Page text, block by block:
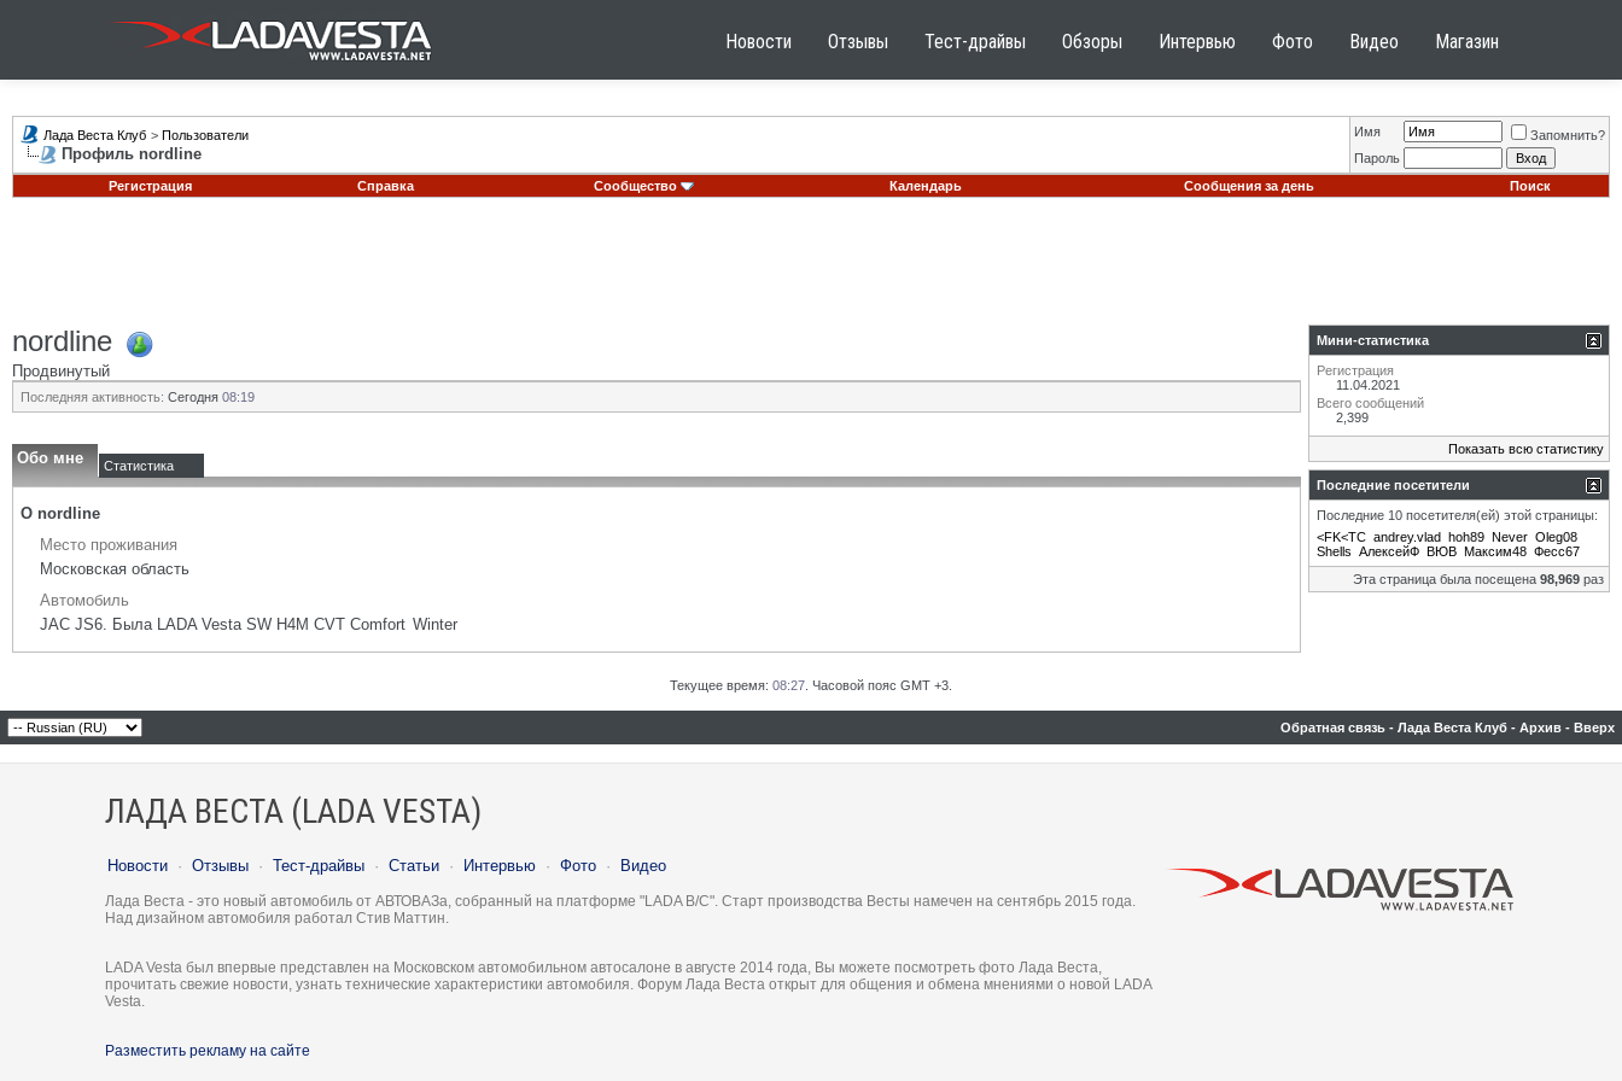
Новости Отзывы Тест-драйвы Обзоры Интервью Фото Видео Магазин
Лада Веста Клуб > Пользователи
Профиль nordline
Имя
Запомнить?
Пароль
Регистрация
Справка Сообщество Календарь Сообщения за день Поиск
nordline
Продвинутый
Последняя активность: Сегодня 08:19
Обо мне Статистика
О nordline
Место проживания
Московская область
Автомобиль
JAC JS6. Была LADA Vesta SW H4M CVT Comfort Winter
Мини-статистика
Регистрация
11.04.2021
Всего сообщений
2,399
Показать всю статистику
Последние посетители
Последние 10 посетителя(ей) этой страницы:
<FK<TC andrey.vlad hoh89 Never Oleg08
Shells АлексейФ ВЮВ Максим48 Фесс67
Эта страница была посещена 98,969 раз
Текущее время: 08:27 . Часовой пояс GMT +3.
Обратная связь - Лада Веста Клуб - Архив - Вверх
ЛАДА ВЕСТА (LADA VESTA)
Новости · Отзывы · Тест-драйвы · Статьи · Интервью · Фото · Видео
Лада Веста - это новый автомобиль от АВТОВАЗа, собранный на платформе "LADA B/C". Старт производства Весты намечен на сентябрь 2015 года.
Над дизайном автомобиля работал Стив Маттин.
LADA Vesta был впервые представлен на Московском автомобильном автосалоне в августе 2014 года, Вы можете посмотреть фото Лада Веста,
прочитать свежие новости, узнать технические характеристики автомобиля. Форум Лада Веста открыт для общения и обмена мнениями о новой LADA
Vesta.
Разместить рекламу на сайте